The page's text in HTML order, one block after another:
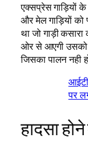
एक्सप्रेस गाड़ियों
और मेल गाड़ियों को
था जो गाड़ी
ओर से आएगी उसको
जिसका पालन नही
पर
हादसा